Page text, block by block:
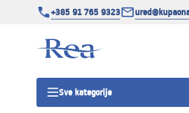
+385 91 765 9323
Sve kategorije